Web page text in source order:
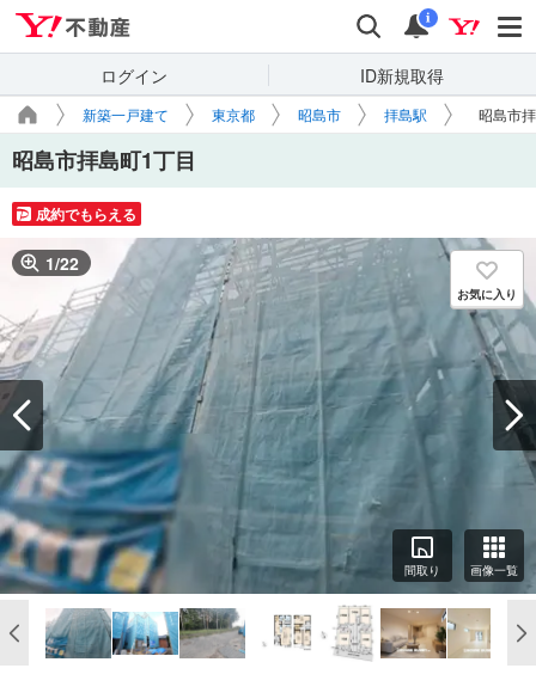
検索 通知
i
ログイン ID新規取得
新築一戸建て 東京都 昭島市 拝島駅 昭島市
昭島市拝島町1丁目
成約でもらえる
1/22
お気に入り
間取り 画像一覧